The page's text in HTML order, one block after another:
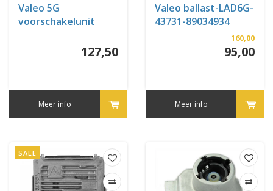
Valeo 5G
voorschakelunit
127,50
Meer info
Valeo ballast-LAD6G-
43731-89034934
160,00
95,00
Meer info
SALE